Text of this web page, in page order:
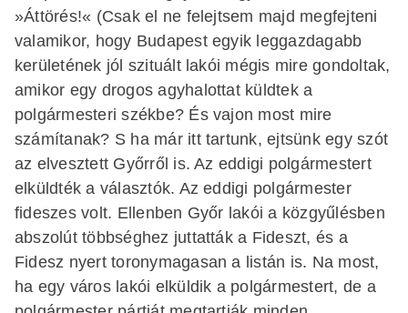
»Áttörés!« (Csak el ne felejtsem majd megfejteni
valamikor, hogy Budapest egyik leggazdagabb
kerületének jól szituált lakói mégis mire gondoltak,
amikor egy drogos agyhalottat küldtek a
polgármesteri székbe? És vajon most mire
számítanak? S ha már itt tartunk, ejtsünk egy szót
az elvesztett Győrről is. Az eddigi polgármestert
elküldték a választók. Az eddigi polgármester
fideszes volt. Ellenben Győr lakói a közgyűlésben
abszolút többséghez juttatták a Fideszt, és a
Fidesz nyert toronymagasan a listán is. Na most,
ha egy város lakói elküldik a polgármestert, de a